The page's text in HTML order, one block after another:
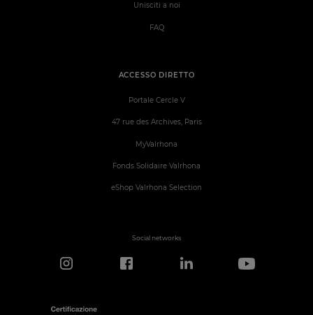
ACCESSO DIRETTO
Portale Cercle V
47 rue des Archives, Paris
MyValrhona
Fonds Solidaire Valrhona
eShop Valrhona Selection
Unisciti a noi
FAQ
Social networks